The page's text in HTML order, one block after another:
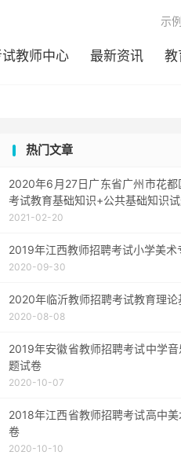
教师中心 最新资讯 教
示
热门文章
2020年6月27日广东省广州市花
考试教育基础知识+公共基础知识
2021-02-20
2019年江西教师招聘考试小学美术
2020-09-30
2020年临沂教师招聘考试教育理
2020-08-08
2019年安徽省教师招聘考试中学
题试卷
2020-10-07
2018年江西省教师招聘考试高中
卷
2020-10-10